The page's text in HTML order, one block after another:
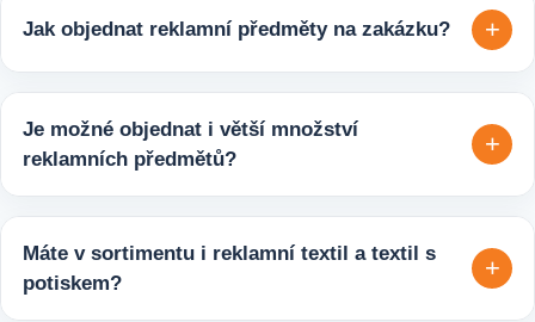
reklamních předmětů. K dispozici jsou i ekologicky udržitelné
varianty, které jsou vhodné pro firmy, jež chtějí spojit svojí
propagaci s odpovědným přístupem k životnímu prostředí.
Jak objednat reklamní předměty na zakázku? +
počtem kusů a představou o potisku. Následně si s vámi
upřesníme doplňující detaily, doporučíme vhodné varianty
Je možné objednat i větší množství
reklamních předmětů?
+
tisíců kusů pro firmy, eventy, gastro provozy nebo dlouhodobé
reklamní kampaně. Připravíme ideální řešení podle rozpočtu,
Máte v sortimentu i reklamní textil a textil s
potiskem?
+